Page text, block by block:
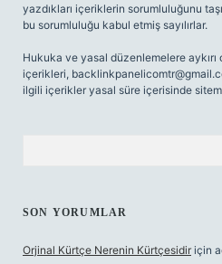
yazdıkları içeriklerin sorumluluğunu
bu sorumluluğu kabul etmiş sayılırlar.
Hukuka ve yasal düzenlemelere
içerikleri,
ilgili içerikler yasal süre içerisinde
SON YORUMLAR
Orjinal Kürtçe Nerenin Kürtçesidir için